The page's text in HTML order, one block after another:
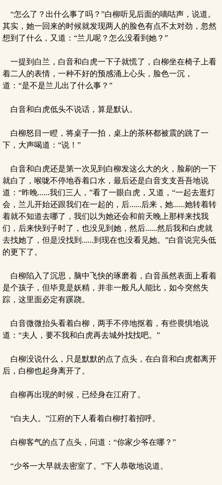
“怎么了？出什么事了吗？”白柳听见后面的嘀咕声，说道。
其实，她一回来的时候就发现两人的脸色有点不太对劲，忽然
想到了什么，又道：“兰儿呢？怎么没看到她？”
一提到白兰，白音和白虎一下子就慌了，白柳坐在椅子上看
着二人的表情，一种不好的预感涌上心头，脸色一沉，
道：“是不是兰儿出了什么事？”
白音和白虎低头不说话，算是默认。
白柳怒目一瞪，将桌子一拍，桌上的茶杯都被震的跳了一
下，大声喝道：“说！”
白音和白虎还是第一次见到白柳发这么大的火，脸刷的一下
就白了，喉咙不停地吞着口水，最后还是白音支支吾吾地说
道：“昨晚......我们三人，”看了一眼白虎，又道，“一起去逛灯
会，兰儿开始还跟我们在一起的，后......后来，她......她转着转
着就不知道去哪了，我们以为她还会和前天晚上那样来找我
们，后来快到子时了，也没见到她，然后......然后我和白虎就
去找她了，但是没找到......到现在也没看见她。”白音说完头低
的更下了。
白柳陷入了沉思，脑中飞快的琢磨着，白音虽然表面上看着
是个孩子，但毕竟是妖精，并非一般凡人能比，如今突然失
踪，这里面必定有蹊跷。
白音微微抬头看着白柳，两手不停地抠着，有些畏惧地说
道：“夫人，要不我和白虎再去城外找找吧。”
白柳没说什么，只是默默的点了点头，在白音和白虎都离开
后，白柳也起身离开了。
白柳再出现的时候，已经身在江府了。
“白夫人。”江府的下人看着白柳打着招呼。
白柳客气的点了点头，问道：“你家少爷在哪？”
“少爷一大早就去密室了。”下人恭敬地说道。